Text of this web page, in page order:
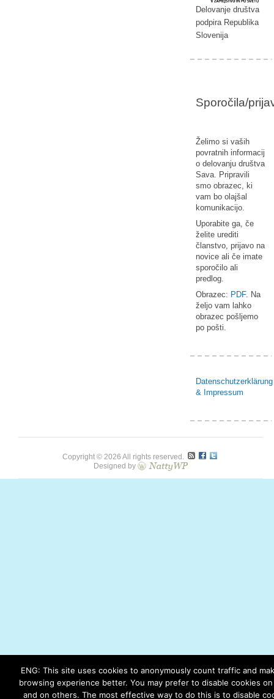
Delovanje društva
podpira Republika
Slovenija
Sporočila/
Želimo si vaših
povratnih informacij
o delovanju društva
Sava. Pripravili
smo obrazec, ki
vam bo olajšal
komunikacijo.
Uporabite ga, če
želite urediti
članstvo, prijavo na
novice ali če imate
sporočilo ali
predlog.
Obrazec: PDF. Na
željo vam lahko
obrazec pošljemo
po pošti.
Datenschutzerklärung
& Impressum
Copyright © 2026 All rights reserved.
Designed by
ENG: This site uses cookies to anonymously count traffic and
browsing experience better. You may prefer to disable cookies
and on others. The most effective way to do this is to disable